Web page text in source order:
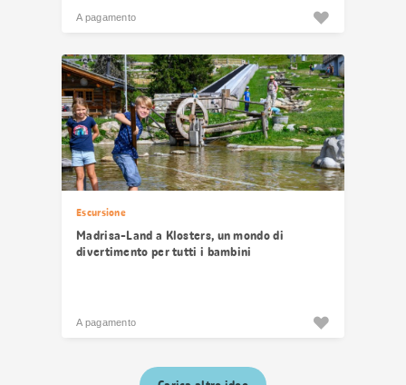
A pagamento
Escursione
Madrisa-Land a Klosters, un mondo di
divertimento per tutti i bambini
A pagamento